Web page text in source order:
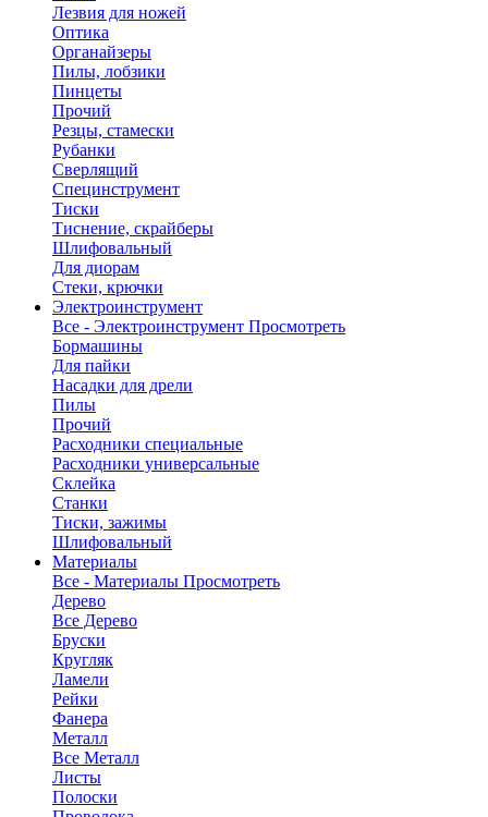
Лезвия для ножей
Оптика
Органайзеры
Пилы, лобзики
Пинцеты
Прочий
Резцы, стамески
Рубанки
Сверлящий
Специнструмент
Тиски
Тиснение, скрайберы
Шлифовальный
Для диорам
Стеки, крючки
Электроинструмент
Все - Электроинструмент Просмотреть
Бормашины
Для пайки
Насадки для дрели
Пилы
Прочий
Расходники специальные
Расходники универсальные
Склейка
Станки
Тиски, зажимы
Шлифовальный
Материалы
Все - Материалы Просмотреть
Дерево
Все Дерево
Бруски
Кругляк
Ламели
Рейки
Фанера
Металл
Все Металл
Листы
Полоски